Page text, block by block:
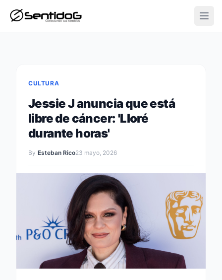
CULTURA
Jessie J anuncia que está
libre de cáncer: 'Lloré
durante horas'
By Esteban Rico23 mayo, 2026